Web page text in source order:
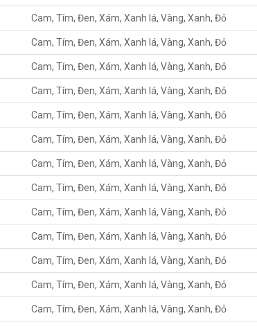
Cam, Tím, Đen, Xám, Xanh lá, Vàng, Xanh, Đỏ
Cam, Tím, Đen, Xám, Xanh lá, Vàng, Xanh, Đỏ
Cam, Tím, Đen, Xám, Xanh lá, Vàng, Xanh, Đỏ
Cam, Tím, Đen, Xám, Xanh lá, Vàng, Xanh, Đỏ
Cam, Tím, Đen, Xám, Xanh lá, Vàng, Xanh, Đỏ
Cam, Tím, Đen, Xám, Xanh lá, Vàng, Xanh, Đỏ
Cam, Tím, Đen, Xám, Xanh lá, Vàng, Xanh, Đỏ
Cam, Tím, Đen, Xám, Xanh lá, Vàng, Xanh, Đỏ
Cam, Tím, Đen, Xám, Xanh lá, Vàng, Xanh, Đỏ
Cam, Tím, Đen, Xám, Xanh lá, Vàng, Xanh, Đỏ
Cam, Tím, Đen, Xám, Xanh lá, Vàng, Xanh, Đỏ
Cam, Tím, Đen, Xám, Xanh lá, Vàng, Xanh, Đỏ
Cam, Tím, Đen, Xám, Xanh lá, Vàng, Xanh, Đỏ